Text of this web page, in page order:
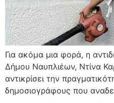
Για ακόμα μια φορά, η
Δήμου Ναυπλιέων, Ντίνα
αντικρίσει την
δημοσιογράφους που